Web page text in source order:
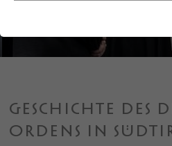
GESCHICHTE DES
ORDENS IN
Essenzielle Cookies werden für
einwandfrei funktioniert.
Laufzeit 1 Jahr
Analytics
Analytische Cookies helfen uns,
indem sie Informationen über ihre